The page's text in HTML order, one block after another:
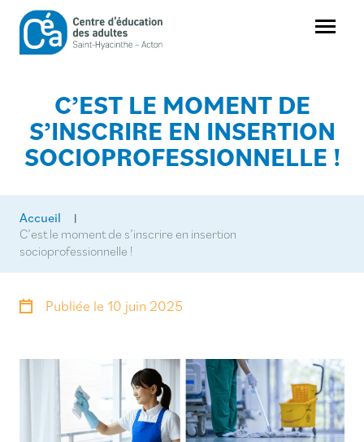
Aller
au
contenu
adultes
Hyacinthe-
Acton
Menu
C’EST LE MOMENT DE
S’INSCRIRE EN INSERTION
SOCIOPROFESSIONNELLE !
Accueil |
C’est le moment de s’inscrire en insertion
socioprofessionnelle !
Publiée le 10 juin 2025